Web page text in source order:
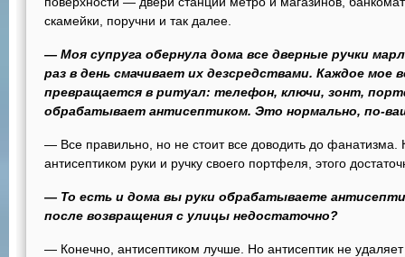
скамейки, поручни и так далее.
— Моя супруга обернула дома все дверные ручки
раз в день смачивает их дезсредствами. Каждое мое
превращается в ритуал: телефон, ключи, зонт,
обрабатывает антисептиком. Это нормально, по-
— Все правильно, но не стоит все доводить до фанатизма.
антисептиком руки и ручку своего портфеля, этого
— То есть и дома вы руки обрабатываете
после возвращения с улицы недостаточно?
— Конечно, антисептиком лучше. Но антисептик не